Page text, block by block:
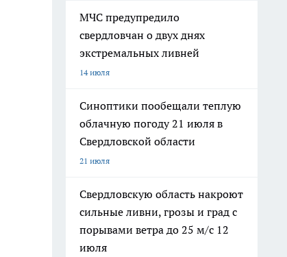
МЧС предупредило
свердловчан о двух днях
экстремальных ливней
14 июля
Синоптики пообещали теплую
облачную погоду 21 июля в
Свердловской области
21 июля
Свердловскую область накроют
сильные ливни, грозы и град с
порывами ветра до 25 м/с 12
июля